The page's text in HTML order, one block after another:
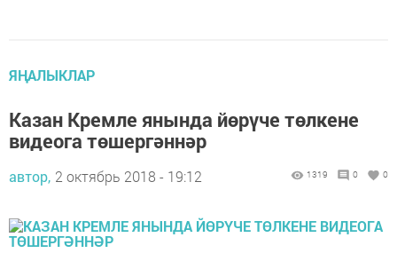
ЯҢАЛЫКЛАР
Казан Кремле янында йөрүче төлкене
видеога төшергәннәр
автор, 2 октябрь 2018 - 19:12 1319 0 0